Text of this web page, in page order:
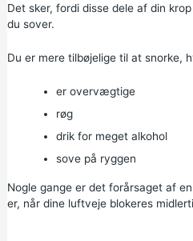
Det sker, fordi disse dele af din
du sover.
Du er mere tilbøjelige til at snorke,
er overvægtige
røg
drik for meget alkohol
sove på ryggen
Nogle gange er det forårsaget af
er, når dine luftveje blokeres